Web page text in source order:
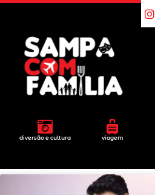
diversão e cultura viagem